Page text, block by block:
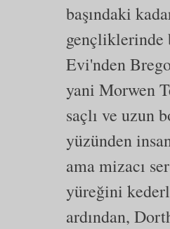
başındaki
gençliklerinde
Evi'nden
yani Morwen
saçlı ve uzun
yüzünden
ama mizacı
yüreğini
ardından,